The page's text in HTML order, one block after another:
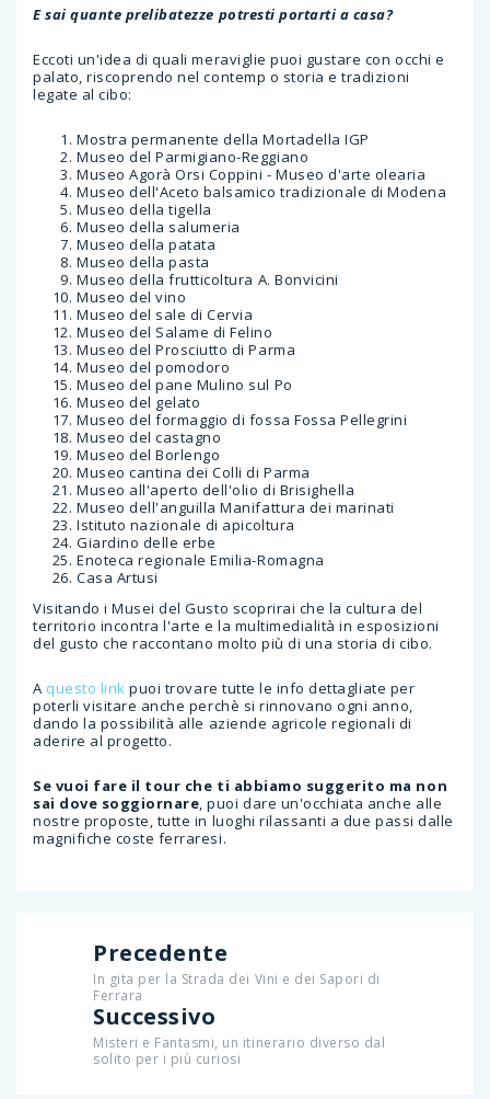
E sai quante prelibatezze potresti portarti a casa?
Eccoti un'idea di quali meraviglie puoi gustare con occhi e
palato, riscoprendo nel contemp o storia e tradizioni
legate al cibo:
Mostra permanente della Mortadella IGP
Museo del Parmigiano-Reggiano
Museo Agorà Orsi Coppini - Museo d'arte olearia
Museo dell'Aceto balsamico tradizionale di Modena
Museo della tigella
Museo della salumeria
Museo della patata
Museo della pasta
Museo della frutticoltura A. Bonvicini
Museo del vino
Museo del sale di Cervia
Museo del Salame di Felino
Museo del Prosciutto di Parma
Museo del pomodoro
Museo del pane Mulino sul Po
Museo del gelato
Museo del formaggio di fossa Fossa Pellegrini
Museo del castagno
Museo del Borlengo
Museo cantina dei Colli di Parma
Museo all'aperto dell'olio di Brisighella
Museo dell'anguilla Manifattura dei marinati
Istituto nazionale di apicoltura
Giardino delle erbe
Enoteca regionale Emilia-Romagna
Casa Artusi
Visitando i Musei del Gusto scoprirai che la cultura del
territorio incontra l'arte e la multimedialità in esposizioni
del gusto che raccontano molto più di una storia di cibo.
A questo link puoi trovare tutte le info dettagliate per
poterli visitare anche perchè si rinnovano ogni anno,
dando la possibilità alle aziende agricole regionali di
aderire al progetto.
Se vuoi fare il tour che ti abbiamo suggerito ma non
sai dove soggiornare, puoi dare un'occhiata anche alle
nostre proposte, tutte in luoghi rilassanti a due passi dalle
magnifiche coste ferraresi.
Precedente
In gita per la Strada dei Vini e dei Sapori di
Ferrara
Successivo
Misteri e Fantasmi, un itinerario diverso dal
solito per i più curiosi